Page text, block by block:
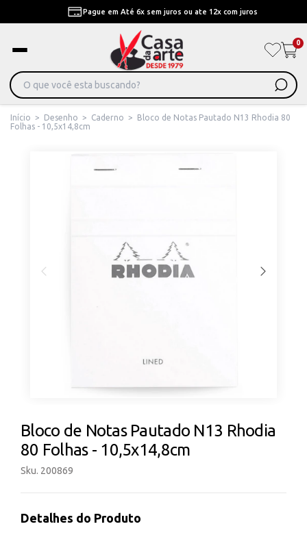
Pague em Até 6x sem juros ou ate 12x com juros
0
Início > Desenho > Caderno >
Bloco de Notas Pautado N13 Rhodia 80
Folhas - 10,5x14,8cm
Bloco de Notas Pautado N13 Rhodia
80 Folhas - 10,5x14,8cm
Sku. 200869
Detalhes do Produto